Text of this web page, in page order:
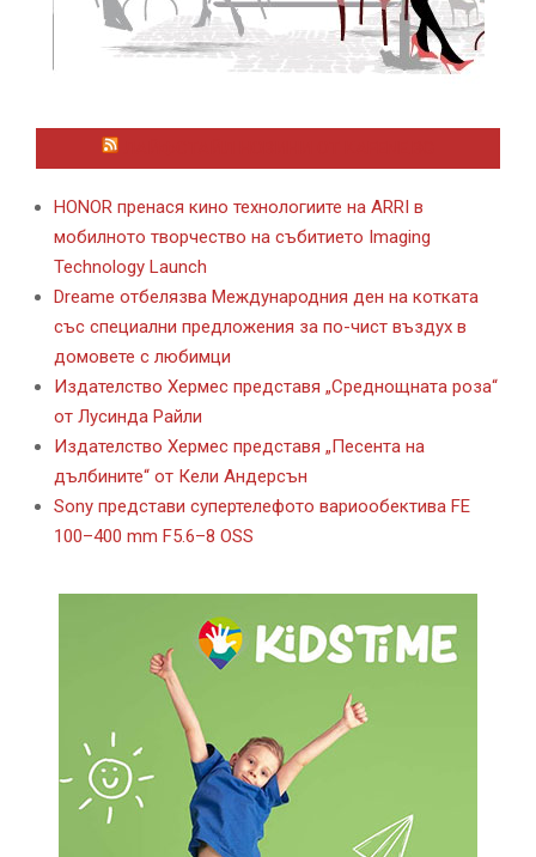
HONOR пренася кино технологиите на ARRI в
мобилното творчество на събитието Imaging
Technology Launch
Dreame отбелязва Международния ден на котката
със специални предложения за по-чист въздух в
домовете с любимци
Издателство Хермес представя „Среднощната роза“
от Лусинда Райли
Издателство Хермес представя „Песента на
дълбините“ от Кели Андерсън
Sony представи супертелефото вариообектива FE
100–400 mm F5.6–8 OSS